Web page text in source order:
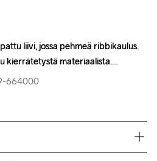
liivi, jossa pehmeä ribbikaulus.
kierrätetystä materiaalista.
664000
liivi, jossa pehmeä ribbikaulus.
kierrätetystä materiaalista.
664000